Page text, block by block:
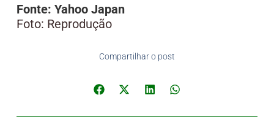
Fonte: Yahoo Japan
Foto: Reprodução
Compartilhar o post